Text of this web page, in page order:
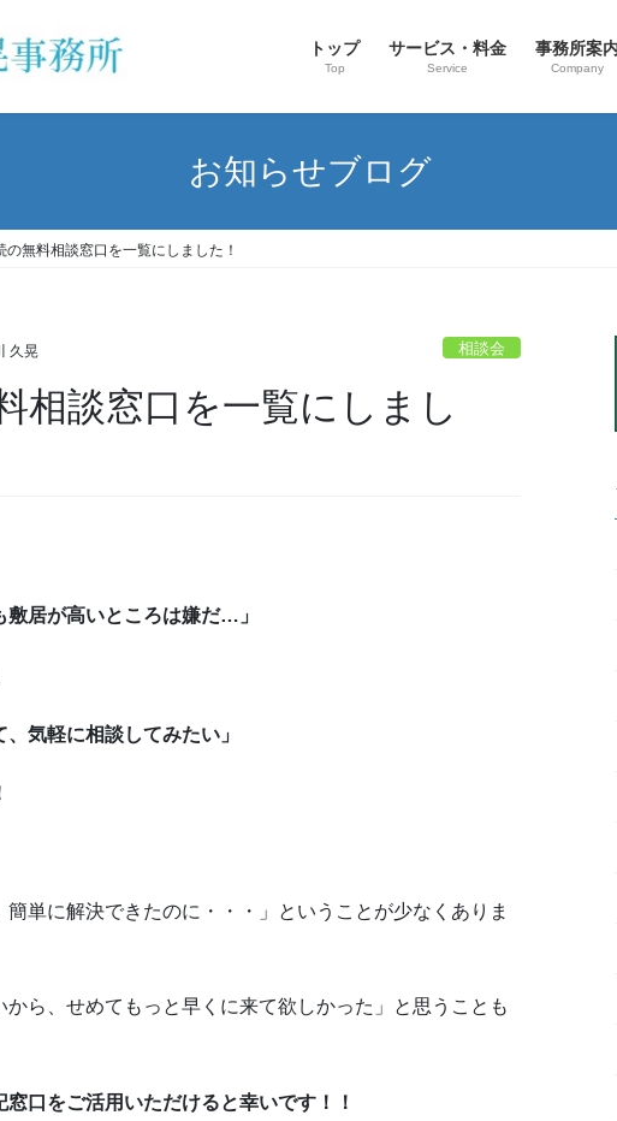
トップ
Top
サービス・料金
Service
事務所案
Company
お知らせブログ
の無料相談窓口を一覧にしました！
久晃 相談会
相談窓口を一覧にしまし
居が高いところは嫌だ…」
気軽に相談してみたい」
単に解決できたのに・・・」ということが少なくありま
ら、せめてもっと早くに来て欲しかった」と思うことも
窓口をご活用いただけると幸いです！！